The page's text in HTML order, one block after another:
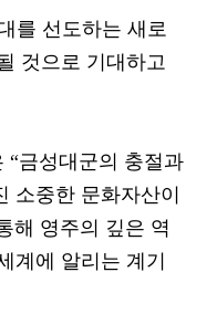
를 선도하는 새로
것으로 기대하고
“금성대군의 충절과
소중한 문화자산이
해 영주의 깊은 역
계에 알리는 계기